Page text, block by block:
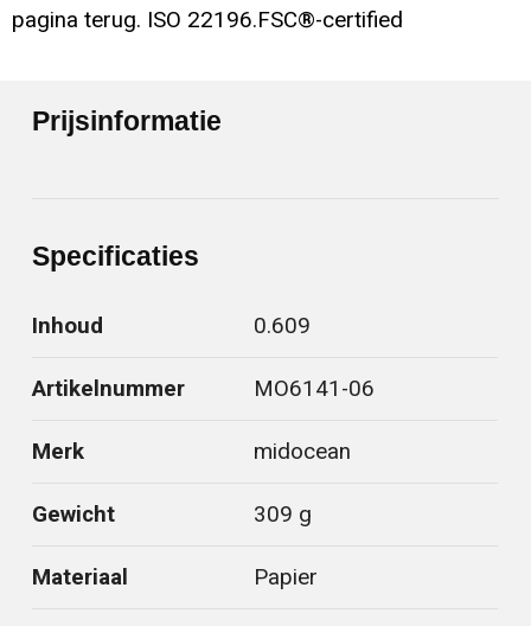
pagina terug. ISO 22196.FSC®-certified
Prijsinformatie
Specificaties
Inhoud 0.609
Artikelnummer MO6141-06
Merk midocean
Gewicht 309 g
Materiaal Papier